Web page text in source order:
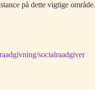
på dette vigtige område.
socialraadgiver